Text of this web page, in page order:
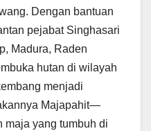
Dengan bantuan
pejabat Singhasari
Madura, Raden
hutan di wilayah
menjadi
Majapahit—
maja yang tumbuh di